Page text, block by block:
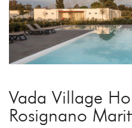
Vada Village
Rosignano